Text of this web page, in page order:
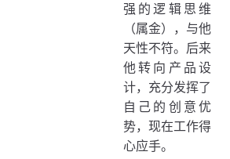
强的逻辑思维
（属金），与他
天性不符。后来
他转向产品设
计，充分发挥了
自己的创意优
势，现在工作得
心应手。